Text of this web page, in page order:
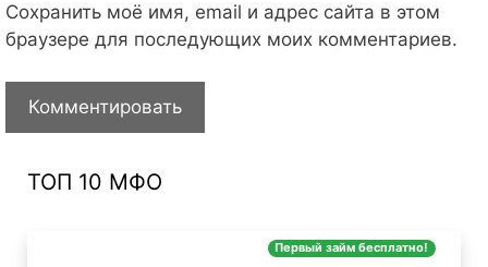
Сохранить моё имя, email и адрес сайта в этом
браузере для последующих моих комментариев.
ТОП 10 МФО
Первый займ бесплатно!